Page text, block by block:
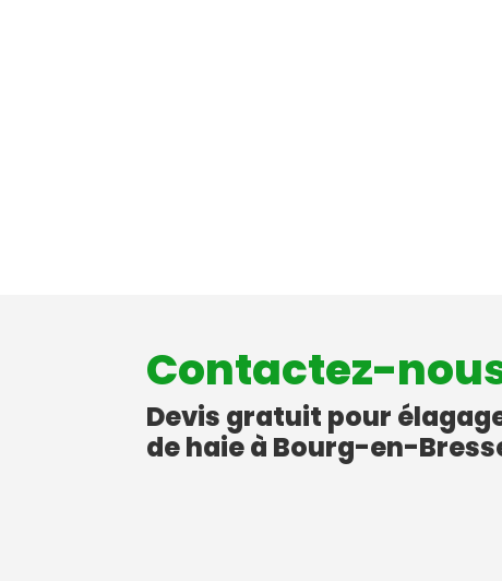
Contactez-
Devis gratuit pour
de haie à Bourg-en-